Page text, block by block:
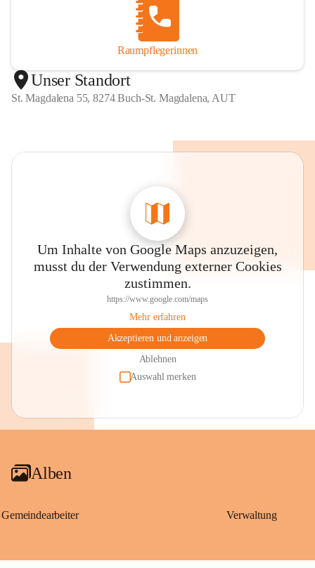
Raumpflegerinnen
Unser Standort
St. Magdalena 55, 8274 Buch-St. Magdalena, AUT
Um Inhalte von Google Maps anzuzeigen,
musst du der Verwendung externer Cookies
zustimmen.
https://www.google.com/maps
Mehr erfahren
Akzeptieren und anzeigen
Ablehnen
Auswahl merken
Alben
Gemeindearbeiter Verwaltung